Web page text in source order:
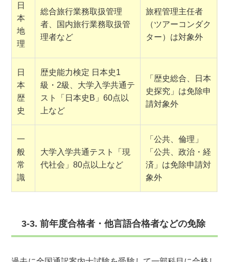
日
本
地
理
総合旅行業務取扱管理
者、国内旅行業務取扱管
理者など
旅程管理主任者
（ツアーコンダク
ター）は対象外
日
本
歴
史
歴史能力検定 日本史1
級・2級、大学入学共通テ
スト「日本史B」60点以
上など
「歴史総合、日本
史探究」は免除申
請対象外
一
般
常
識
大学入学共通テスト「現
代社会」80点以上など
「公共、倫理」
「公共、政治・経
済」は免除申請対
象外
3-3. 前年度合格者・他言語合格者などの免除